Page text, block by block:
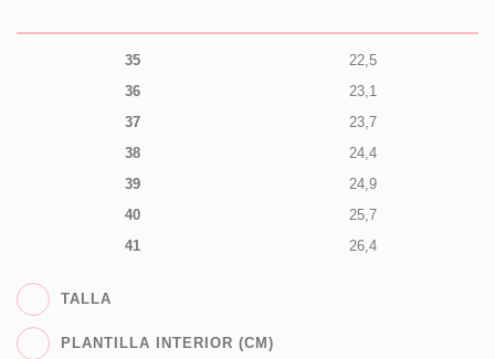
35
22,5
36
23,1
37
23,7
38
24,4
39
24,9
40
25,7
41
26,4
TALLA
PLANTILLA INTERIOR (CM)